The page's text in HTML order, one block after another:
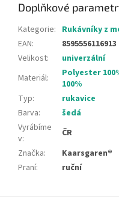
Doplňkové
Kategorie: Rukávníky z
EAN:
8595556116913
Velikost:
univerzální
Materiál:
Polyester
100%
Typ:
rukavice
Barva:
šedá
Vyrábíme
v:
ČR
Značka:
Kaarsgaren®
Praní: ruční